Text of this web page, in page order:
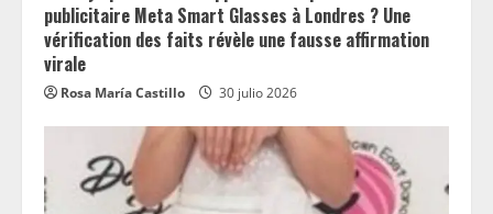
publicitaire Meta Smart Glasses à Londres ? Une
vérification des faits révèle une fausse affirmation
virale
Rosa María Castillo 30 julio 2026